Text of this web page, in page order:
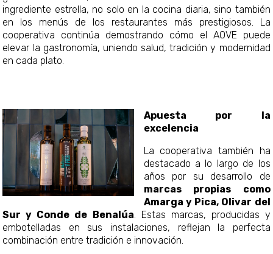
ingrediente estrella, no solo en la cocina diaria, sino también
en los menús de los restaurantes más prestigiosos. La
cooperativa continúa demostrando cómo el AOVE puede
elevar la gastronomía, uniendo salud, tradición y modernidad
en cada plato.
Apuesta por la
excelencia
La cooperativa también ha
destacado a lo largo de los
años por su desarrollo de
marcas propias como
Amarga y Pica, Olivar del
Sur y Conde de Benalúa . Estas marcas, producidas y
embotelladas en sus instalaciones, reflejan la perfecta
combinación entre tradición e innovación.